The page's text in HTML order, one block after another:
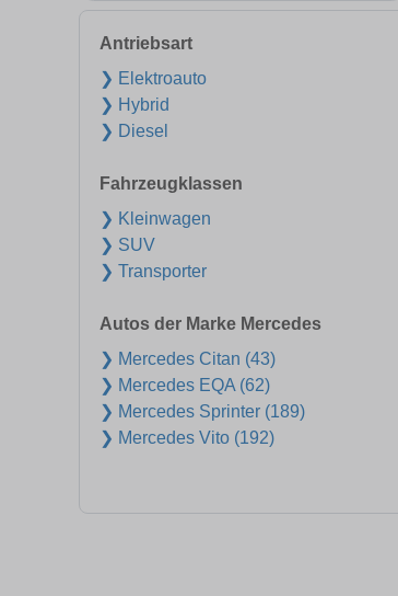
Antriebsart
❯ Elektroauto
❯ Hybrid
❯ Diesel
Fahrzeugklassen
❯ Kleinwagen
❯ SUV
❯ Transporter
Autos der Marke Mercedes
❯ Mercedes Citan (43)
❯ Mercedes EQA (62)
❯ Mercedes Sprinter (189)
❯ Mercedes Vito (192)